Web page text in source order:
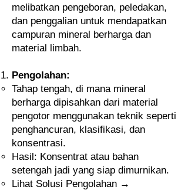
melibatkan pengeboran, peledakan,
dan penggalian untuk mendapatkan
campuran mineral berharga dan
material limbah.
Pengolahan:
Tahap tengah, di mana mineral
berharga dipisahkan dari material
pengotor menggunakan teknik seperti
penghancuran, klasifikasi, dan
konsentrasi.
Hasil: Konsentrat atau bahan
setengah jadi yang siap dimurnikan.
Lihat Solusi Pengolahan →